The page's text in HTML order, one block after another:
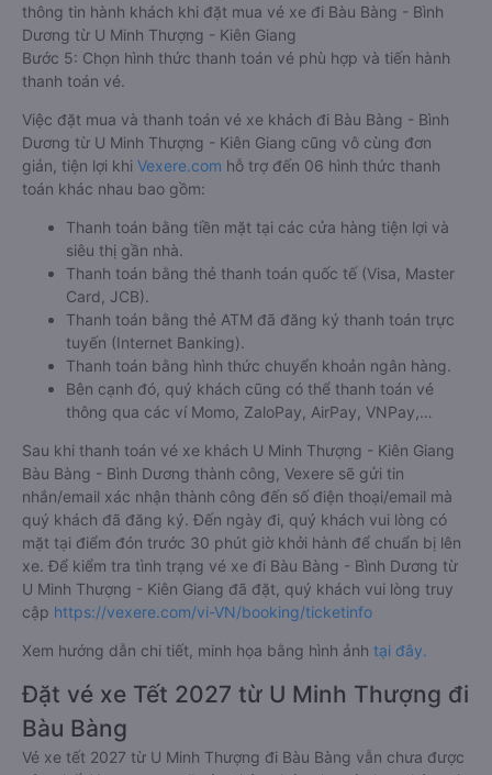
thông tin hành khách khi đặt mua vé xe đi Bàu Bàng - Bình
Dương từ U Minh Thượng - Kiên Giang
Bước 5: Chọn hình thức thanh toán vé phù hợp và tiến hành
thanh toán vé.
Việc đặt mua và thanh toán vé xe khách đi Bàu Bàng - Bình
Dương từ U Minh Thượng - Kiên Giang cũng vô cùng đơn
giản, tiện lợi khi Vexere.com hỗ trợ đến 06 hình thức thanh
toán khác nhau bao gồm:
Thanh toán bằng tiền mặt tại các cửa hàng tiện lợi và
siêu thị gần nhà.
Thanh toán bằng thẻ thanh toán quốc tế (Visa, Master
Card, JCB).
Thanh toán bằng thẻ ATM đã đăng ký thanh toán trực
tuyến (Internet Banking).
Thanh toán bằng hình thức chuyển khoản ngân hàng.
Bên cạnh đó, quý khách cũng có thể thanh toán vé
thông qua các ví Momo, ZaloPay, AirPay, VNPay,…
Sau khi thanh toán vé xe khách U Minh Thượng - Kiên Giang
Bàu Bàng - Bình Dương thành công, Vexere sẽ gửi tin
nhắn/email xác nhận thành công đến số điện thoại/email mà
quý khách đã đăng ký. Đến ngày đi, quý khách vui lòng có
mặt tại điểm đón trước 30 phút giờ khởi hành để chuẩn bị lên
xe. Để kiểm tra tình trạng vé xe đi Bàu Bàng - Bình Dương từ
U Minh Thượng - Kiên Giang đã đặt, quý khách vui lòng truy
cập https://vexere.com/vi-VN/booking/ticketinfo
Xem hướng dẫn chi tiết, minh họa bằng hình ảnh tại đây.
Đặt vé xe Tết 2027 từ U Minh Thượng đi
Bàu Bàng
Vé xe tết 2027 từ U Minh Thượng đi Bàu Bàng vẫn chưa được